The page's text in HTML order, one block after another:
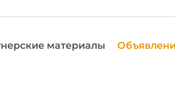
материалы